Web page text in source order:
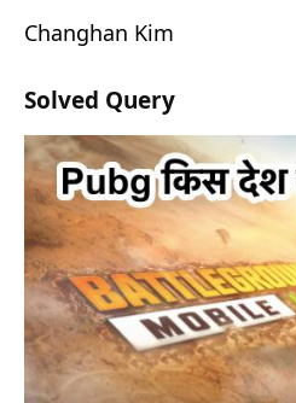
Changhan Kim
Solved Query